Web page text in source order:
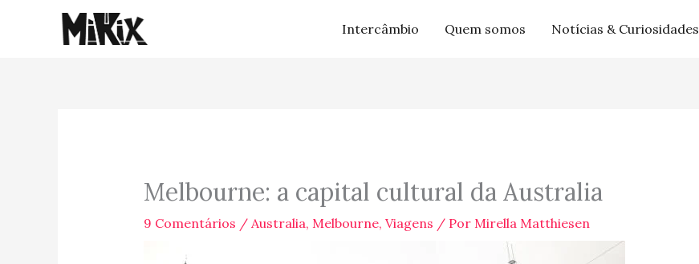
Intercâmbio Quem somos Notícias & Curiosidades
Melbourne: a capital cultural da Australia
9 Comentários / Australia, Melbourne, Viagens / Por Mirella Matthiesen